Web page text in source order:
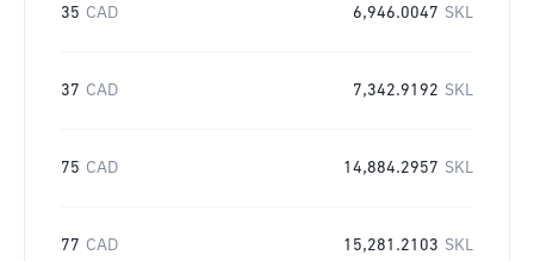
35 CAD 6,946.0047 SKL
37 CAD 7,342.9192 SKL
75 CAD 14,884.2957 SKL
77 CAD 15,281.2103 SKL